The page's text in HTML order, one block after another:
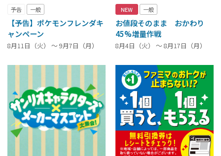
予告 一般
【予告】ポケモンフレンダキ
ャンペーン
8月11日（火） ～ 9月7日（月）
NEW 一般
お値段そのまま おかわり
45%増量作戦
8月4日（火） ～ 8月17日（月）